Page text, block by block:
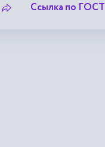
Ссылка по ГОСТ